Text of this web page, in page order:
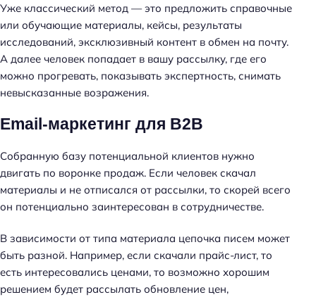
Уже классический метод — это предложить справочные
или обучающие материалы, кейсы, результаты
исследований, эксклюзивный контент в обмен на почту.
А далее человек попадает в вашу рассылку, где его
можно прогревать, показывать экспертность, снимать
невысказанные возражения.
Email-маркетинг для B2B
Собранную базу потенциальной клиентов нужно
двигать по воронке продаж. Если человек скачал
материалы и не отписался от рассылки, то скорей всего
он потенциально заинтересован в сотрудничестве.
В зависимости от типа материала цепочка писем может
быть разной. Например, если скачали прайс-лист, то
есть интересовались ценами, то возможно хорошим
решением будет рассылать обновление цен,